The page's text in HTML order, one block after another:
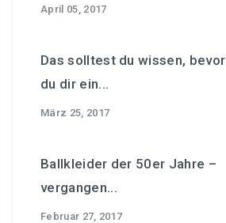
April 05, 2017
Das solltest du wissen, bevor
du dir ein...
März 25, 2017
Ballkleider der 50er Jahre –
vergangen...
Februar 27, 2017